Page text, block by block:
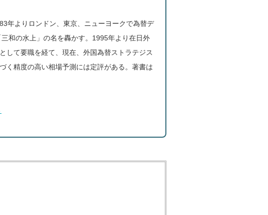
年よりロンドン、東京、ニューヨークで為替デ
和の水上」の名を轟かす。1995年より在日外
して要職を経て、現在、外国為替ストラテジス
く精度の高い相場予測には定評がある。著書は